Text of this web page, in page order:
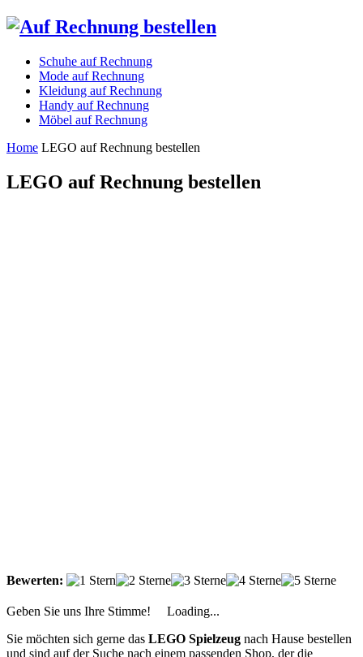
Schuhe auf Rechnung
Mode auf Rechnung
Kleidung auf Rechnung
Handy auf Rechnung
Möbel auf Rechnung
Home LEGO auf Rechnung bestellen
LEGO auf Rechnung bestellen
Bewerten:
Geben Sie uns Ihre Stimme!
Loading...
Sie möchten sich gerne das LEGO Spielzeug nach Hause bestellen
und sind auf der Suche nach einem passenden Shop, der die